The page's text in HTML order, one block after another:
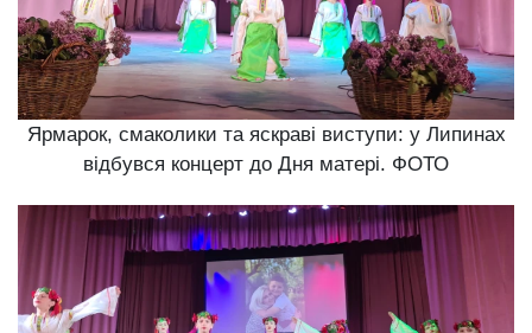
Ярмарок, смаколики та яскраві виступи: у Липинах
відбувся концерт до Дня матері. ФОТО